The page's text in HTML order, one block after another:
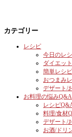
カテゴリー
レシピ
今日のレ
ダイエッ
簡単レシピ
おつまみ
デザート/
お料理の悩みQ&A
レシピ
料理/食材
デザート/
お酒/ドリ